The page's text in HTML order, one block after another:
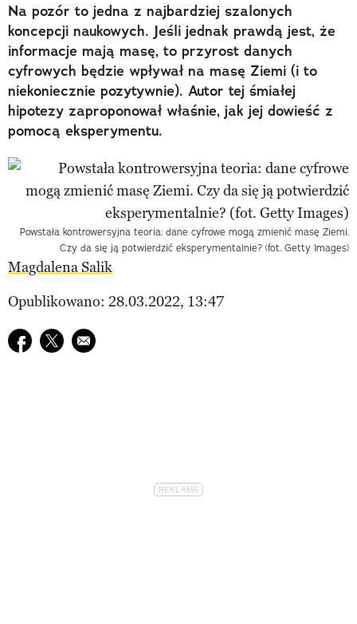
Na pozór to jedna z najbardziej szalonych
koncepcji naukowych. Jeśli jednak prawdą jest, że
informacje mają masę, to przyrost danych
cyfrowych będzie wpływał na masę Ziemi (i to
niekoniecznie pozytywnie). Autor tej śmiałej
hipotezy zaproponował właśnie, jak jej dowieść z
pomocą eksperymentu.
Powstała kontrowersyjna teoria: dane cyfrowe mogą zmienić masę Ziemi.
Czy da się ją potwierdzić eksperymentalnie? (fot. Getty Images)
Magdalena Salik
Opublikowano: 28.03.2022, 13:47
Udostępnij na facebook
Udostępnij na twitter
E-mail do przyjaciela